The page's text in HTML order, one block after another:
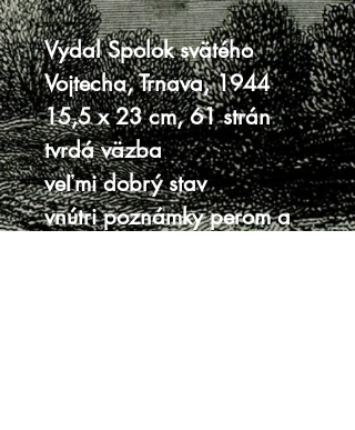
Vydal Spolok svätého
Vojtecha, Trnava, 1944
15,5 x 23 cm, 61 strán
tvrdá väzba
veľmi dobrý stav
vnútri poznámky perom a